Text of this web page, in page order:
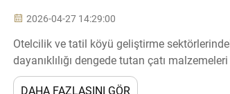
2026-04-27 14:29:00
Otelcilik ve tatil köyü geliştirme
dayanıklılığı dengede tutan çatı
Yapay hasır çatı pazarı, ...
DAHA FAZLASINI GÖR